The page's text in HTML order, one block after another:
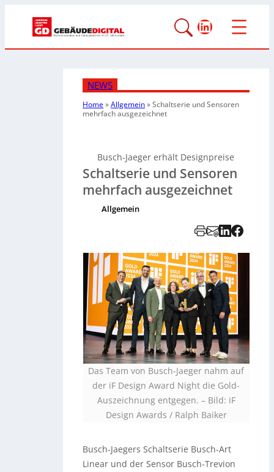
LinkedIn
NEWS
Home»Allgemein»Schaltserie und Sensoren
mehrfach ausgezeichnet
Busch-Jaeger erhält Designpreise
Schaltserie und Sensoren
mehrfach ausgezeichnet
Allgemein
Das Team von Busch-Jaeger nahm auf
der iF Design Award Night die Gold-
Auszeichnung entgegen. – Bild: iF
Design Awards / Ralph Baiker
Busch-Jaegers Schaltserie Busch-Art
Linear und der Sensor Busch-Trevion